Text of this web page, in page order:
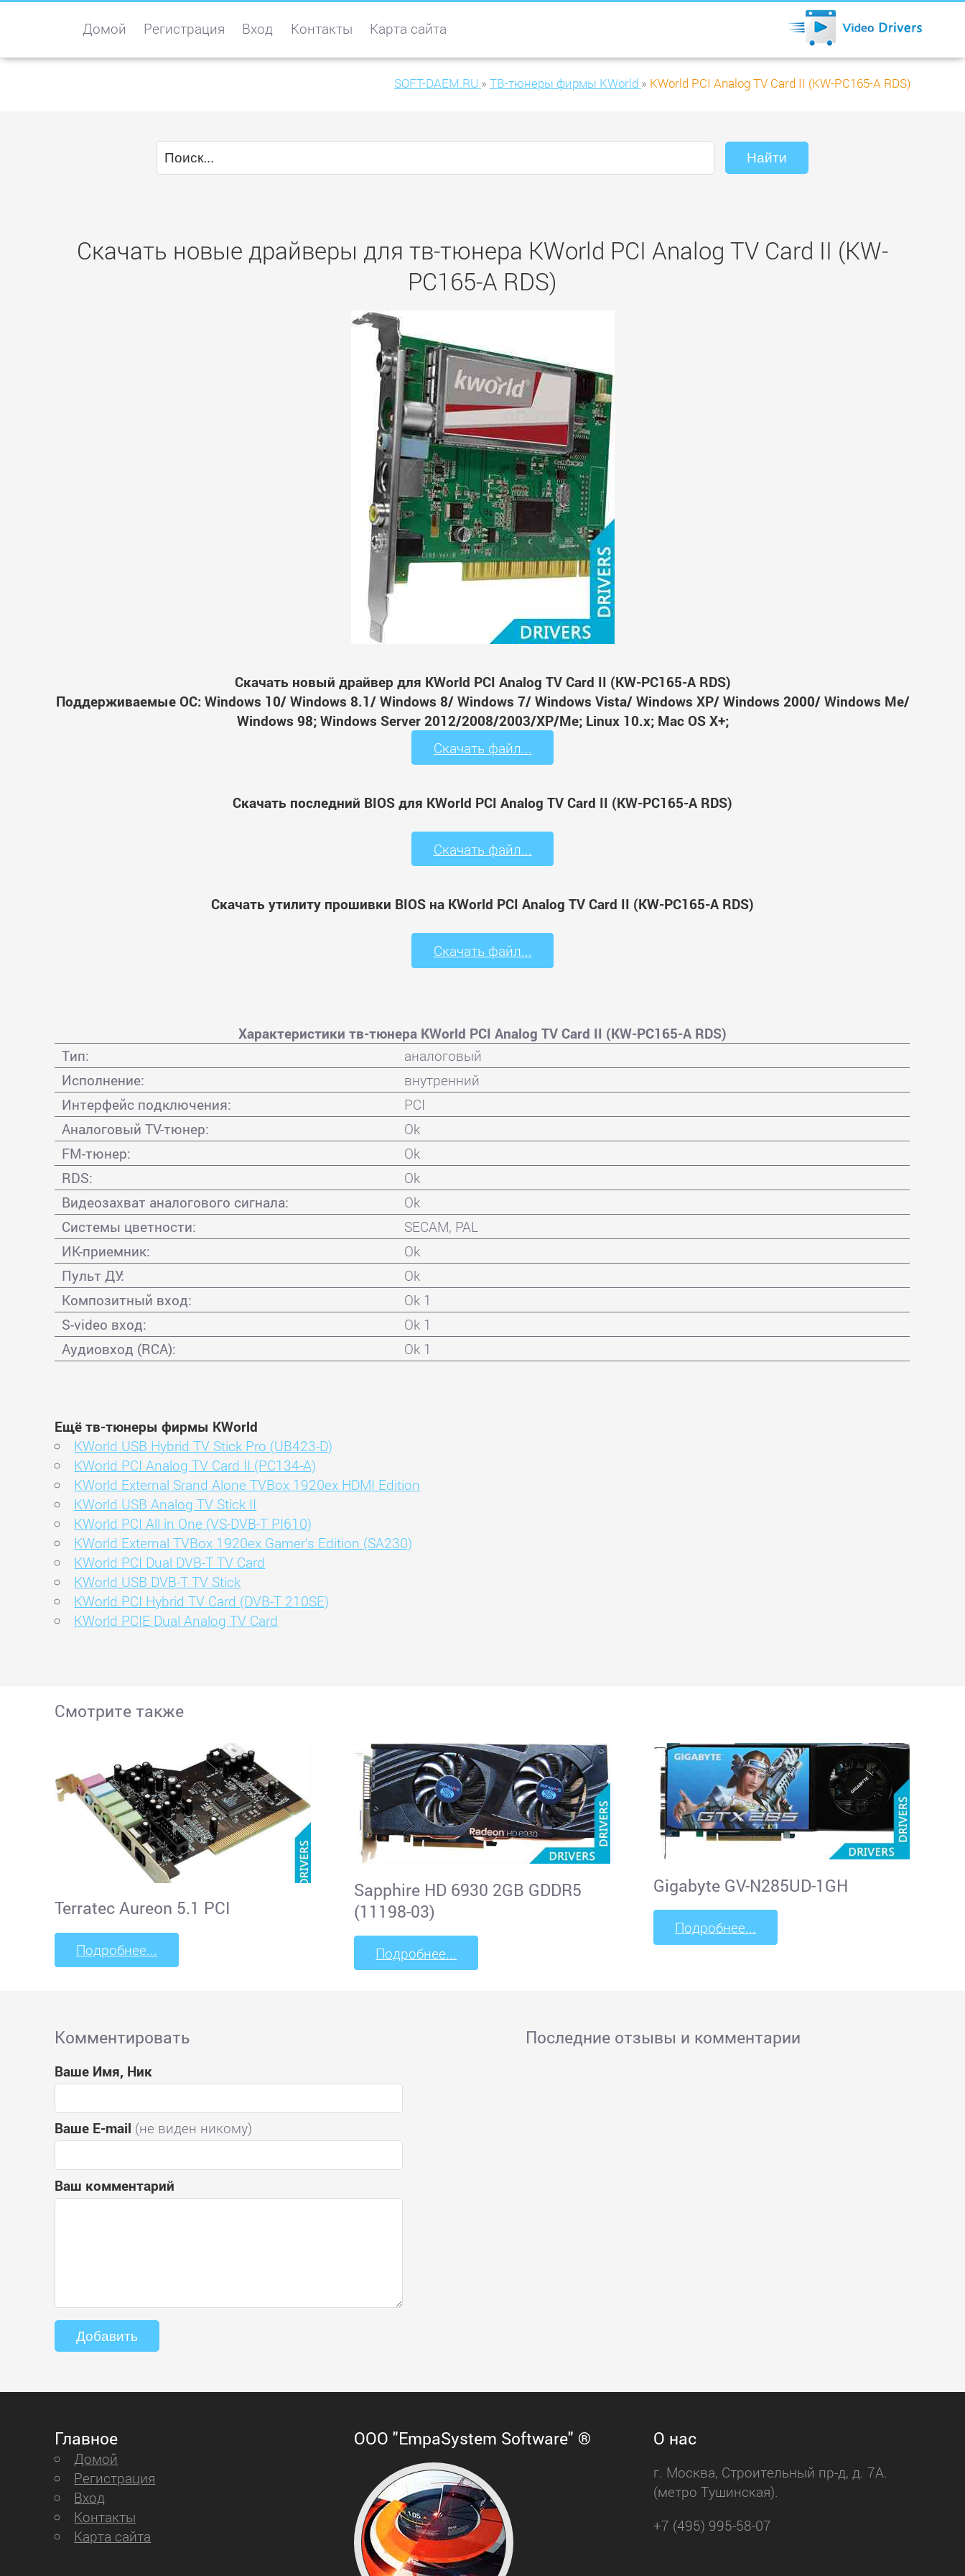
Домой Регистрация Вход Контакты Карта сайта
SOFT-DAEM.RU » ТВ-тюнеры фирмы KWorld » KWorld PCI Analog TV Card II (KW-PC165-A RDS)
Скачать новые драйверы для тв-тюнера KWorld PCI Analog TV Card II (KW-
PC165-A RDS)
Скачать новый драйвер для KWorld PCI Analog TV Card II (KW-PC165-A RDS)
Поддерживаемые ОС: Windows 10/ Windows 8.1/ Windows 8/ Windows 7/ Windows Vista/ Windows XP/ Windows 2000/ Windows Me/
Windows 98; Windows Server 2012/2008/2003/XP/Me; Linux 10.x; Mac OS X+;
Скачать файл...
Скачать последний BIOS для KWorld PCI Analog TV Card II (KW-PC165-A RDS)
Скачать файл...
Скачать утилиту прошивки BIOS на KWorld PCI Analog TV Card II (KW-PC165-A RDS)
Скачать файл...
Характеристики тв-тюнера KWorld PCI Analog TV Card II (KW-PC165-A RDS)
Тип:
аналоговый
Исполнение:
внутренний
Интерфейс подключения:
PCI
Аналоговый TV-тюнер:
Ok
FM-тюнер:
Ok
RDS:
Ok
Видеозахват аналогового сигнала:
Ok
Системы цветности:
SECAM, PAL
ИК-приемник:
Ok
Пульт ДУ:
Ok
Композитный вход:
Ok 1
S-video вход:
Ok 1
Аудиовход (RCA):
Ok 1
Ещё тв-тюнеры фирмы KWorld
KWorld USB Hybrid TV Stick Pro (UB423-D)
KWorld PCI Analog TV Card II (PC134-A)
KWorld External Srand Alone TVBox 1920ex HDMI Edition
KWorld USB Analog TV Stick II
KWorld PCI All in One (VS-DVB-T PI610)
KWorld External TVBox 1920ex Gamer's Edition (SA230)
KWorld PCI Dual DVB-T TV Card
KWorld USB DVB-T TV Stick
KWorld PCI Hybrid TV Card (DVB-T 210SE)
KWorld PCIE Dual Analog TV Card
Смотрите также
Terratec Aureon 5.1 PCI
Подробнее...
Sapphire HD 6930 2GB GDDR5
(11198-03)
Подробнее...
Gigabyte GV-N285UD-1GH
Подробнее...
Комментировать
Ваше Имя, Ник
Ваше E-mail (не виден никому)
Ваш комментарий
Последние отзывы и комментарии
Главное
Домой
Регистрация
Вход
Контакты
Карта сайта
ООО "EmpaSystem Software" ® О нас
г. Москва, Строительный пр-д, д. 7А.
(метро Тушинская).
+7 (495) 995-58-07